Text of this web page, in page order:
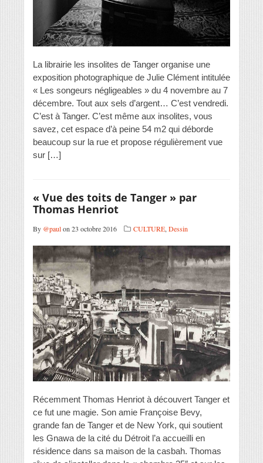
La librairie les insolites de Tanger organise une
exposition photographique de Julie Clément intitulée
« Les songeurs négligeables » du 4 novembre au 7
décembre. Tout aux sels d’argent… C’est vendredi.
C’est à Tanger. C’est même aux insolites, vous
savez, cet espace d’à peine 54 m2 qui déborde
beaucoup sur la rue et propose régulièrement vue
sur […]
« Vue des toits de Tanger » par
Thomas Henriot
By @paulon 23 octobre 2016 CULTURE, Dessin
Récemment Thomas Henriot à découvert Tanger et
ce fut une magie. Son amie Françoise Bevy,
grande fan de Tanger et de New York, qui soutient
les Gnawa de la cité du Détroit l’a accueilli en
résidence dans sa maison de la casbah. Thomas